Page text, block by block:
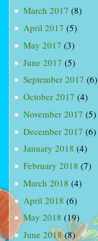
March 2017 (8)
April 2017 (5)
May 2017 (3)
June 2017 (5)
September 2017 (6)
October 2017 (4)
November 2017 (5)
December 2017 (6)
January 2018 (4)
February 2018 (7)
March 2018 (4)
April 2018 (6)
May 2018 (19)
June 2018(8)